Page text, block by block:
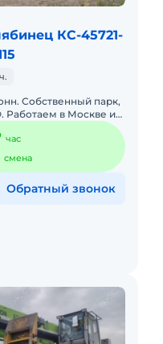
КС-45721-
Собственный парк,
в Москве и
заказа. С
час
смена
Обратный звонок